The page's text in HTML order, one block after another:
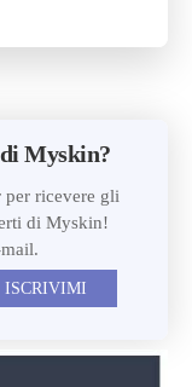
Myskin?
per ricevere gli
di Myskin!
ISCRIVIMI